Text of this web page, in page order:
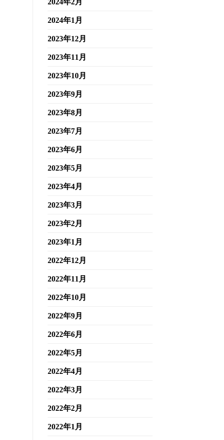
2024年2月
2024年1月
2023年12月
2023年11月
2023年10月
2023年9月
2023年8月
2023年7月
2023年6月
2023年5月
2023年4月
2023年3月
2023年2月
2023年1月
2022年12月
2022年11月
2022年10月
2022年9月
2022年6月
2022年5月
2022年4月
2022年3月
2022年2月
2022年1月